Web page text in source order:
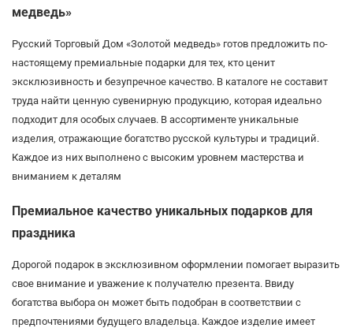
медведь»
Русский Торговый Дом «Золотой медведь» готов предложить по-
настоящему премиальные подарки для тех, кто ценит
эксклюзивность и безупречное качество. В каталоге не составит
труда найти ценную сувенирную продукцию, которая идеально
подходит для особых случаев. В ассортименте уникальные
изделия, отражающие богатство русской культуры и традиций.
Каждое из них выполнено с высоким уровнем мастерства и
вниманием к деталям
Премиальное качество уникальных подарков для
праздника
Дорогой подарок в эксклюзивном оформлении помогает выразить
свое внимание и уважение к получателю презента. Ввиду
богатства выбора он может быть подобран в соответствии с
предпочтениями будущего владельца. Каждое изделие имеет